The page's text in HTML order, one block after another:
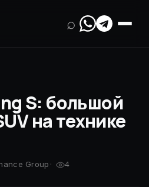
⌕
S: большой
на технике
Group · 4